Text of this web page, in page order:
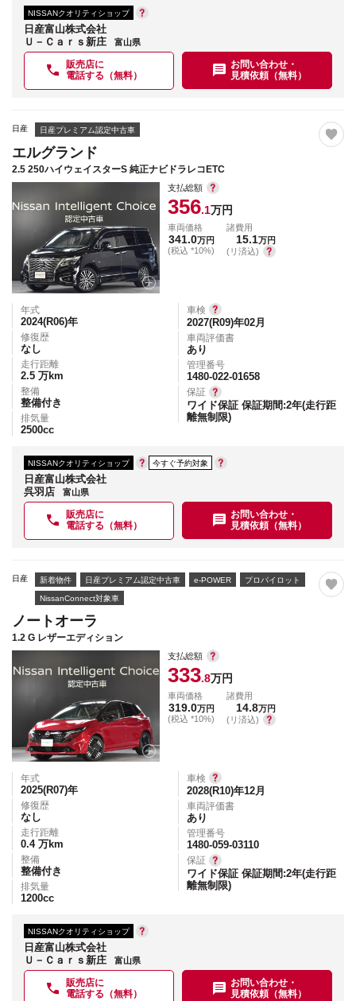
NISSANクオリティショップ
日産富山株式会社
Ｕ－Ｃａｒｓ新庄
富山県
販売店に
電話する（無料）
お問い合わせ・
見積依頼（無料）
日産 日産プレミアム認定中古車
エルグランド
2.5 250ハイウェイスターS 純正ナビドラレコETC
支払総額
356.1万円
車両価格
341.0万円
(税込 *10%)
諸費用
15.1万円
(リ済込)
年式
2024(R06)年
修復歴
なし
走行距離
2.5 万km
整備
整備付き
排気量
2500cc
車検
2027(R09)年02月
車両評価書
あり
管理番号
1480-022-01658
保証
ワイド保証 保証期間:2年(走行距
離無制限)
NISSANクオリティショップ 今すぐ予約対象
日産富山株式会社
呉羽店
富山県
販売店に
電話する（無料）
お問い合わせ・
見積依頼（無料）
日産 新着物件 日産プレミアム認定中古車 e-POWER プロパイロット
NissanConnect対象車
ノートオーラ
1.2 G レザーエディション
支払総額
333.8万円
車両価格
319.0万円
(税込 *10%)
諸費用
14.8万円
(リ済込)
年式
2025(R07)年
修復歴
なし
走行距離
0.4 万km
整備
整備付き
排気量
1200cc
車検
2028(R10)年12月
車両評価書
あり
管理番号
1480-059-03110
保証
ワイド保証 保証期間:2年(走行距
離無制限)
NISSANクオリティショップ
日産富山株式会社
Ｕ－Ｃａｒｓ新庄
富山県
販売店に
電話する（無料）
お問い合わせ・
見積依頼（無料）